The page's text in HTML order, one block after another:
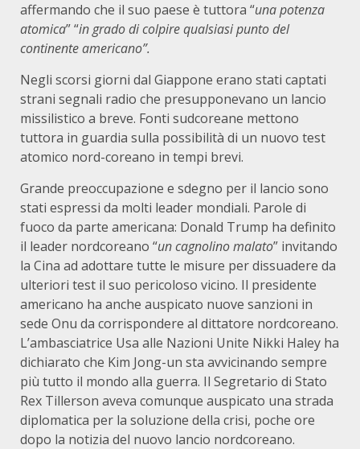
affermando che il suo paese è tuttora “una potenza
atomica” “in grado di colpire qualsiasi punto del
continente americano”.
Negli scorsi giorni dal Giappone erano stati captati
strani segnali radio che presupponevano un lancio
missilistico a breve. Fonti sudcoreane mettono
tuttora in guardia sulla possibilità di un nuovo test
atomico nord-coreano in tempi brevi.
Grande preoccupazione e sdegno per il lancio sono
stati espressi da molti leader mondiali. Parole di
fuoco da parte americana: Donald Trump ha definito
il leader nordcoreano “un cagnolino malato” invitando
la Cina ad adottare tutte le misure per dissuadere da
ulteriori test il suo pericoloso vicino. Il presidente
americano ha anche auspicato nuove sanzioni in
sede Onu da corrispondere al dittatore nordcoreano.
L’ambasciatrice Usa alle Nazioni Unite Nikki Haley ha
dichiarato che Kim Jong-un sta avvicinando sempre
più tutto il mondo alla guerra. Il Segretario di Stato
Rex Tillerson aveva comunque auspicato una strada
diplomatica per la soluzione della crisi, poche ore
dopo la notizia del nuovo lancio nordcoreano.